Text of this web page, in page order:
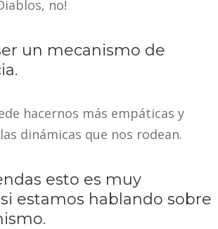
no!
un mecanismo de
hacernos más empáticas y
dinámicas que nos rodean.
esto es muy
estamos hablando sobre